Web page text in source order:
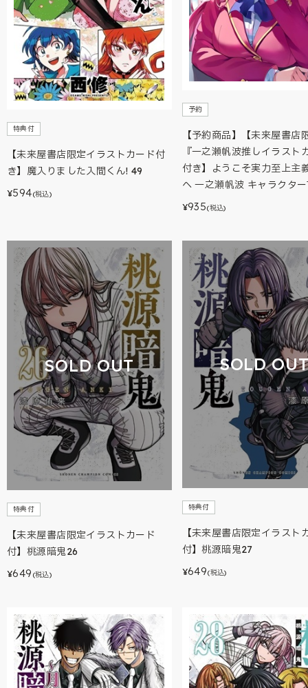
特典付
【未来屋書店限定イラストカード付
き】魔入りました入間くん! 49
¥594(税込)
予約
【予約商品】【未来屋書店
『一之瀬帆波推しイラスト
付き】ようこそ実力至上主
へ 一之瀬帆波 キャラクタ
¥935(税込)
SOLD OUT
特典付
【未来屋書店限定イラストカード
付】桃源暗鬼26
¥649 (税込)
SOLD
特典付
【未来屋書店限定イラスト
付】桃源暗鬼27
¥649(税込)